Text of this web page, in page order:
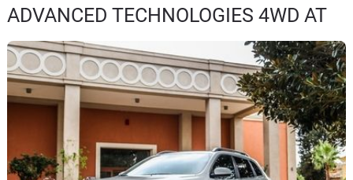
Guide
d'achat
Electriques
Utilitaires
Flottes
Auto
ADVANCED TECHNOLOGIES 4WD AT